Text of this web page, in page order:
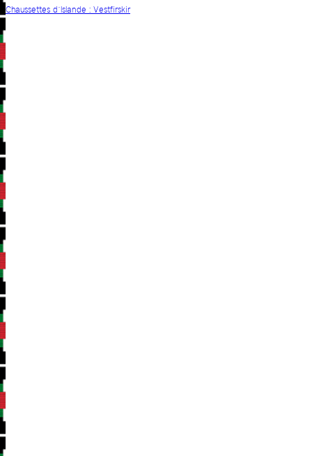
Chaussettes d´Islande : Vestfirskir